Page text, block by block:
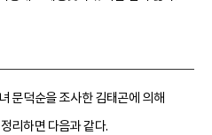
문덕순을 조사한 김태곤에 의해
리하면 다음과 같다.